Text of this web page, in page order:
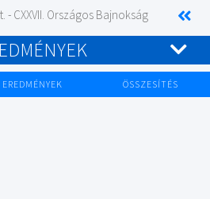
- CXXVII. Országos Bajnokság
EREDMÉNYEK ÖSSZESÍTÉS